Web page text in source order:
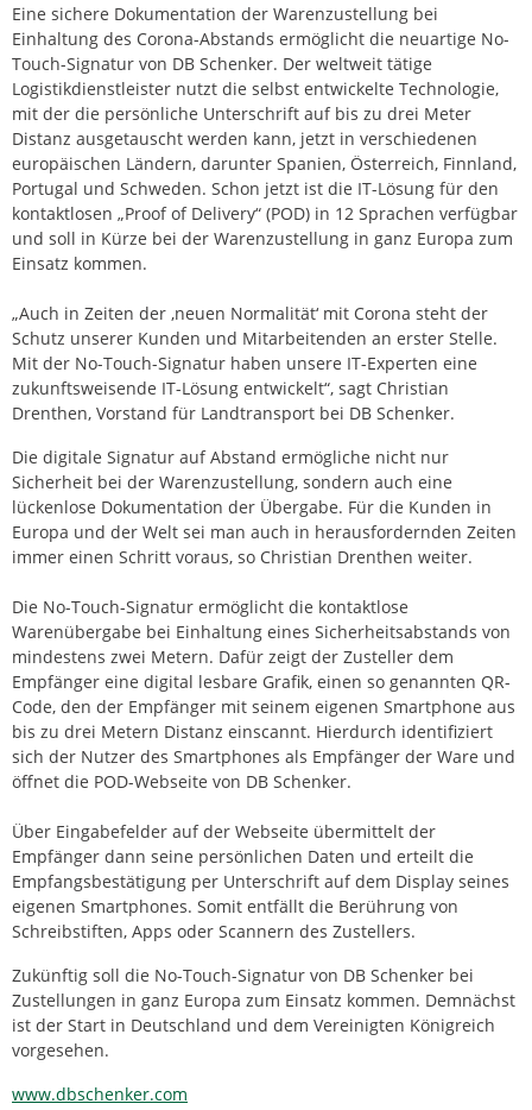
Eine sichere Dokumentation der Warenzustellung bei
Einhaltung des Corona-Abstands ermöglicht die neuartige No-
Touch-Signatur von DB Schenker. Der weltweit tätige
Logistikdienstleister nutzt die selbst entwickelte Technologie,
mit der die persönliche Unterschrift auf bis zu drei Meter
Distanz ausgetauscht werden kann, jetzt in verschiedenen
europäischen Ländern, darunter Spanien, Österreich, Finnland,
Portugal und Schweden. Schon jetzt ist die IT-Lösung für den
kontaktlosen „Proof of Delivery“ (POD) in 12 Sprachen verfügbar
und soll in Kürze bei der Warenzustellung in ganz Europa zum
Einsatz kommen.
„Auch in Zeiten der ‚neuen Normalität‘ mit Corona steht der
Schutz unserer Kunden und Mitarbeitenden an erster Stelle.
Mit der No-Touch-Signatur haben unsere IT-Experten eine
zukunftsweisende IT-Lösung entwickelt“, sagt Christian
Drenthen, Vorstand für Landtransport bei DB Schenker.
Die digitale Signatur auf Abstand ermögliche nicht nur
Sicherheit bei der Warenzustellung, sondern auch eine
lückenlose Dokumentation der Übergabe. Für die Kunden in
Europa und der Welt sei man auch in herausfordernden Zeiten
immer einen Schritt voraus, so Christian Drenthen weiter.
Die No-Touch-Signatur ermöglicht die kontaktlose
Warenübergabe bei Einhaltung eines Sicherheitsabstands von
mindestens zwei Metern. Dafür zeigt der Zusteller dem
Empfänger eine digital lesbare Grafik, einen so genannten QR-
Code, den der Empfänger mit seinem eigenen Smartphone aus
bis zu drei Metern Distanz einscannt. Hierdurch identifiziert
sich der Nutzer des Smartphones als Empfänger der Ware und
öffnet die POD-Webseite von DB Schenker.
Über Eingabefelder auf der Webseite übermittelt der
Empfänger dann seine persönlichen Daten und erteilt die
Empfangsbestätigung per Unterschrift auf dem Display seines
eigenen Smartphones. Somit entfällt die Berührung von
Schreibstiften, Apps oder Scannern des Zustellers.
Zukünftig soll die No-Touch-Signatur von DB Schenker bei
Zustellungen in ganz Europa zum Einsatz kommen. Demnächst
ist der Start in Deutschland und dem Vereinigten Königreich
vorgesehen.
www.dbschenker.com